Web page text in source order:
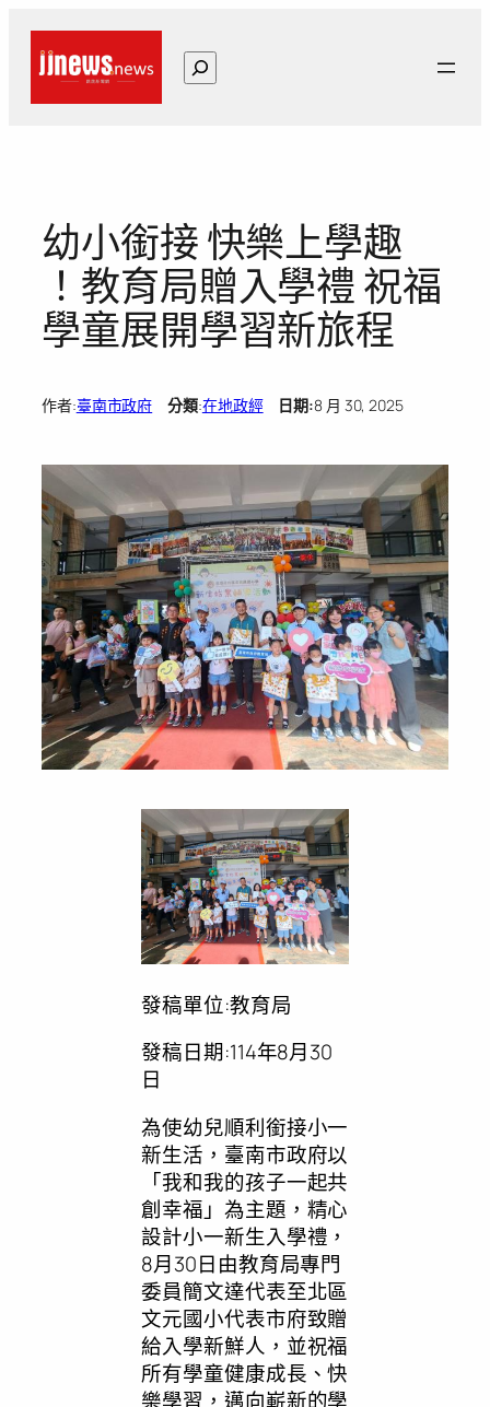
搜
尋
幼小銜接 快樂上學趣
！教育局贈入學禮 祝福
學童展開學習新旅程
作者:臺南市政府 分類:在地政經日期:8 月 30, 2025
發稿單位:教育局
發稿日期:114年8月30
日
為使幼兒順利銜接小一
新生活，臺南市政府以
「我和我的孩子一起共
創幸福」為主題，精心
設計小一新生入學禮，
8月30日由教育局專門
委員簡文達代表至北區
文元國小代表市府致贈
給入學新鮮人，並祝福
所有學童健康成長、快
樂學習，邁向嶄新的學